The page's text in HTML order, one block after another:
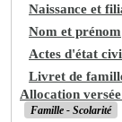
Naissance et
Nom et prénom
Actes d'état
Livret de
Allocation
Famille - Scolarité